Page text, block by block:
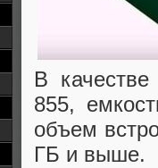
В качестве
855,
объем
ГБ и выше.